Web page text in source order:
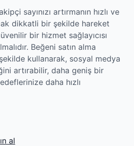
sayınızı artırmanın hızlı ve
dikkatli bir şekilde hareket
bir hizmet sağlayıcısı
Beğeni satın alma
kullanarak, sosyal medya
artırabilir, daha geniş bir
daha hızlı
al